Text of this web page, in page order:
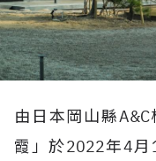
由日本岡山縣
霞」於2022年4